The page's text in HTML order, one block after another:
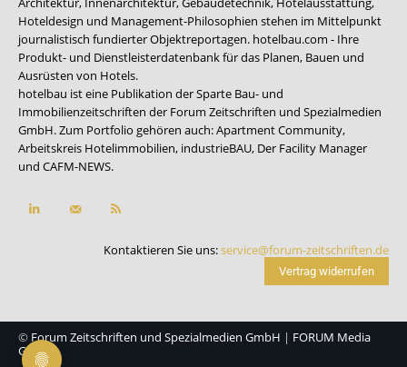
Hoteldesign und Management-Philosophien stehen im Mittelpunkt
journalistisch fundierter Objektreportagen. hotelbau.com - Ihre
Produkt- und Dienstleisterdatenbank für das Planen, Bauen und
Ausrüsten von Hotels.
hotelbau ist eine Publikation der Sparte Bau- und
Immobilienzeitschriften der Forum Zeitschriften und Spezialmedien
GmbH. Zum Portfolio gehören auch:Apartment Community,
Arbeitskreis Hotelimmobilien, industrieBAU, Der Facility Manager
und CAFM-NEWS.
Kontaktieren Sie uns:service@forum-zeitschriften.de
Vertrag widerrufen
© Forum Zeitschriften und Spezialmedien GmbH | FORUM Media
Group